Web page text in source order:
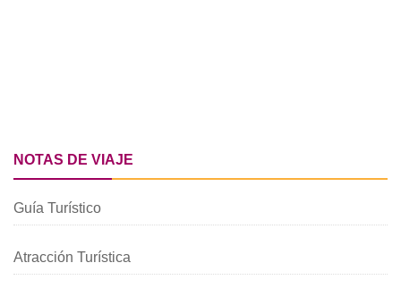
NOTAS DE VIAJE
Guía Turístico
Atracción Turística